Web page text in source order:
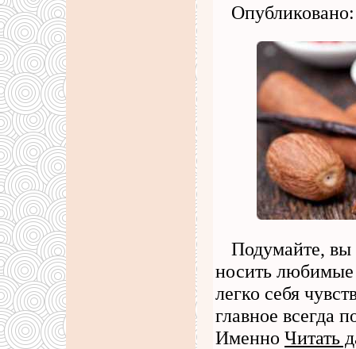
Подумайте, вы
носить любимые
легко себя
главное всегда
Именно Читать